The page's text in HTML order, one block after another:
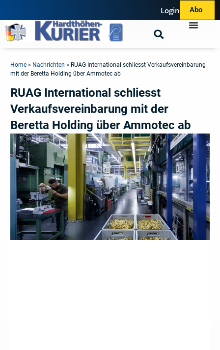
Login Abo
Home » Nachrichten » RUAG International schliesst Verkaufsvereinbarung
mit der Beretta Holding über Ammotec ab
RUAG International schliesst
Verkaufsvereinbarung mit der
Beretta Holding über Ammotec ab